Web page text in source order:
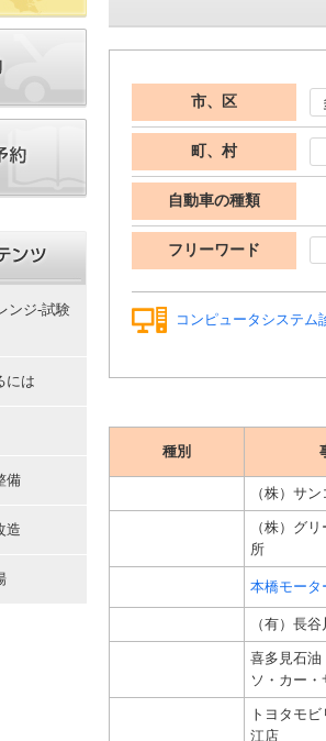
市、区
町、村
自動車の種類
フリーワード
コンピュータシステム
種別
（株）サ
（株）グ
所
本橋モータ
（有）長
喜多見石油
ソ・カー
トヨタモ
江店
ンジ-試験
には
備
造